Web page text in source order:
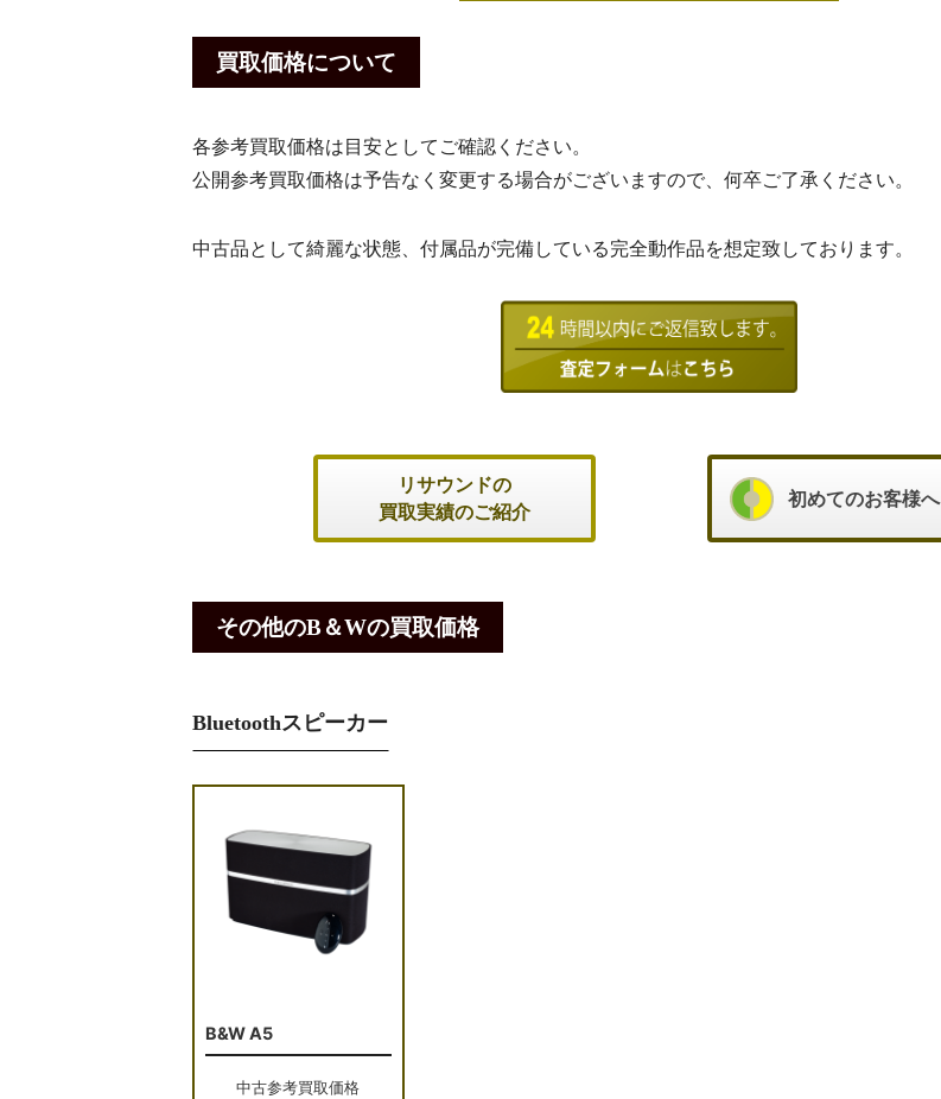
買取価格について
各参考買取価格は目安としてご確認ください。
公開参考買取価格は予告なく変更する場合がございますので、何卒ご了承ください。
中古品として綺麗な状態、付属品が完備している完全動作品を想定致しております。
リサウンドの
買取実績のご紹介
初めてのお客様へ
その他のB＆Wの買取価格
Bluetoothスピーカー
B&W A5
中古参考買取価格